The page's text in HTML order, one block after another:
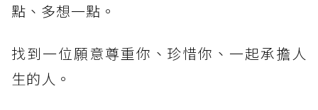
點、多想一點。
找到一位願意尊重你、珍惜你、一起承擔人
生的人。